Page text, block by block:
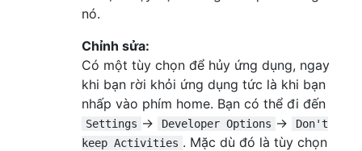
nó.
Chỉnh sửa:
Có một tùy chọn để hủy ứng dụng, ngay
khi bạn rời khỏi ứng dụng tức là khi bạn
nhấp vào phím home. Bạn có thể đi đến
Settings -> Developer Options ->
Don't
keep Activities . Mặc dù đó là tùy chọn